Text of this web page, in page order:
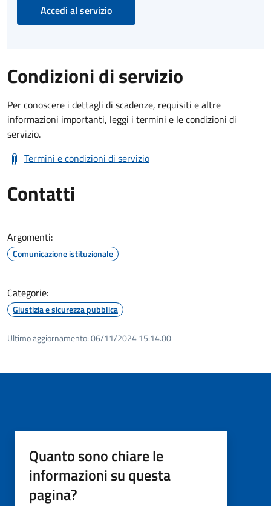
Accedi al servizio
Condizioni di servizio
Per conoscere i dettagli di scadenze, requisiti e altre
informazioni importanti, leggi i termini e le condizioni di
servizio.
Termini e condizioni di servizio
Contatti
Argomenti:
Comunicazione istituzionale
Categorie:
Giustizia e sicurezza pubblica
Ultimo aggiornamento:06/11/2024 15:14.00
Quanto sono chiare le
informazioni su questa
pagina?